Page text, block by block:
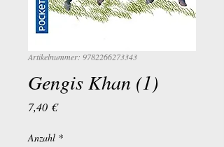
Artikelnummer: 9782266273343
Gengis Khan (1)
7,40 €Preis
Anzahl *